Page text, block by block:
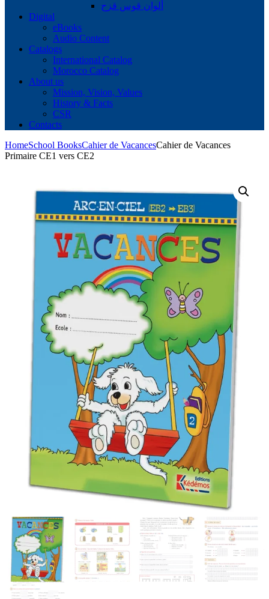
ألوان قوس قزح
Digital
eBooks
Audio Content
Catalogs
International Catalog
Morocco Catalog
About us
Mission, Vision, Values
History & Facts
CSR
Contacts
HomeSchool BooksCahier de VacancesCahier de Vacances
Primaire CE1 vers CE2